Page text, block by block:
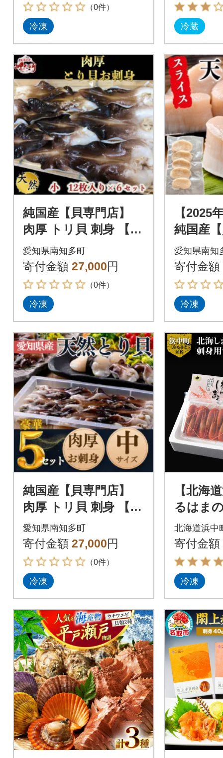
（0件）
冷凍 冷蔵
純国産【貝専門店】
肉厚 トリ貝 刺身 【小
12枚入り】6セット 岬
だより
愛知県南知多町
寄付金額 27,000円
（0件）
冷凍
【2025
純国産
天然 平
袋セッ
愛知県南知
寄付金額
冷凍
純国産【貝専門店】
肉厚 トリ貝 刺身 【中
9枚入り】5セット 岬
だより
愛知県南知多町
寄付金額 27,000円
（0件）
冷凍
【北海
るはま
ット(え
貝・つ
H0001-
北海道浜中
寄付金額
冷凍